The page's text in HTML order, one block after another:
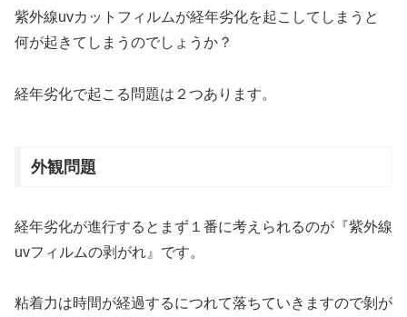
紫外線uvカットフィルムが経年劣化を起こしてしまうと
何が起きてしまうのでしょうか？
経年劣化で起こる問題は２つあります。
外観問題
経年劣化が進行するとまず１番に考えられるのが『紫外線
uvフィルムの剥がれ』です。
粘着力は時間が経過するにつれて落ちていきますので剝が